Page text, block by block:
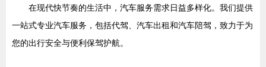
在现代快节奏的生活中，汽车服务需求日益多样化。我们提供
一站式专业汽车服务，包括代驾、汽车出租和汽车陪驾，致力于为
您的出行安全与便利保驾护航。